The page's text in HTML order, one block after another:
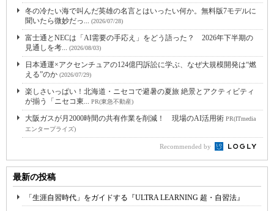
冬の冷たい海で叫んだ英雄の名言とはいったい何か。無料版7モデルに
聞いたら微妙だっ... (2026/07/28)
富士通とNECは「AI需要の手応え」をどう語った？ 2026年下半期の
見通しを考... (2026/08/03)
日本通運×アクセンチュアの124億円訴訟に学ぶ、なぜ大規模開発は“燃
える”のか (2026/07/29)
楽しさいっぱい！北海道・ニセコで避暑の夏旅 絶景とアクティビティ
が揃う「ニセコ東... PR(東急不動産)
大阪ガスが月2000時間の共有作業を削減！ 現場のAI活用術 PR(ITmedia
エンタープライズ)
Recommended by
最新の投稿
「生涯自習時代」をガイドする『ULTRA LEARNING 超・自習法』